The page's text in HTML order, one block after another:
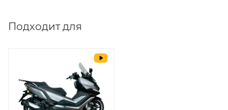
Уважаемые пользователи, в настоящем
которыми необходимо ознакомиться
покупателю, в случае приобретения
товара в нашем салоне. Здесь
размещены общие сведения по
решению возможных гарантийных
Подходит для